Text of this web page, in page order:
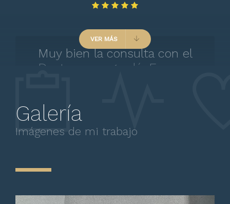
Muy bien la consulta con el
Doctor, me agradó. Es muy
VER MÁS
Galería
Imágenes de mi trabajo